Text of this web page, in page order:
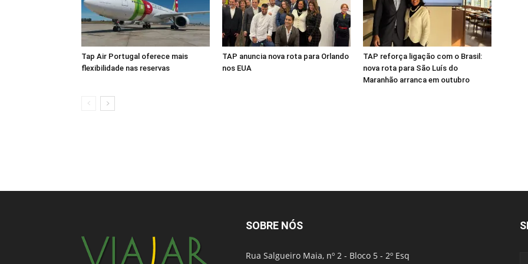
Tap Air Portugal oferece mais
flexibilidade nas reservas
TAP anuncia nova rota para Orlando
nos EUA
TAP reforça ligação com o Brasil:
nova rota para São Luís do
Maranhão arranca em outubro
SOBRE NÓS
Rua Salgueiro Maia, nº 2 - Bloco 5 - 2º Esq